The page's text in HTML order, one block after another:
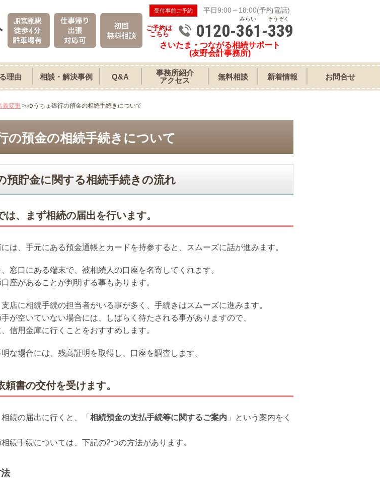
受付事前ご予約 平日9:00～18:00(予約電話)
ご予約は
こちら
みらい そうぞく
0120-361-339
さいたま・つながる相続サポート
(友野会計事務所)
理由 相談・解決事例 Q&A
事務所紹介
アクセス
無料相談 新着情報 お問合せ
義変更 > ゆうちょ銀行の預金の相続手続きについて
の預金の相続手続きについて
預貯金に関する相続手続きの流れ
は、まず相続の届出を行います。
は、手元にある預金通帳とカードを持参すると、スムーズに話が進みます。
窓口にある端末で、被相続人の口座を名寄してくれます。
座があることが判明する事もあります。
店に相続手続の担当者がいる事が多く、手続きはスムーズに進みます。
が空いていない場合には、しばらく待たされる事がありますので、
信用金庫に行くことをおすすめします。
な場合には、残高証明を取得し、口座を調査します。
頼書の交付を受けます。
続の届出に行くと、「 相続預金の支払手続等に関するご案内 」という案内をく
続手続については、下記の2つの方法があります。